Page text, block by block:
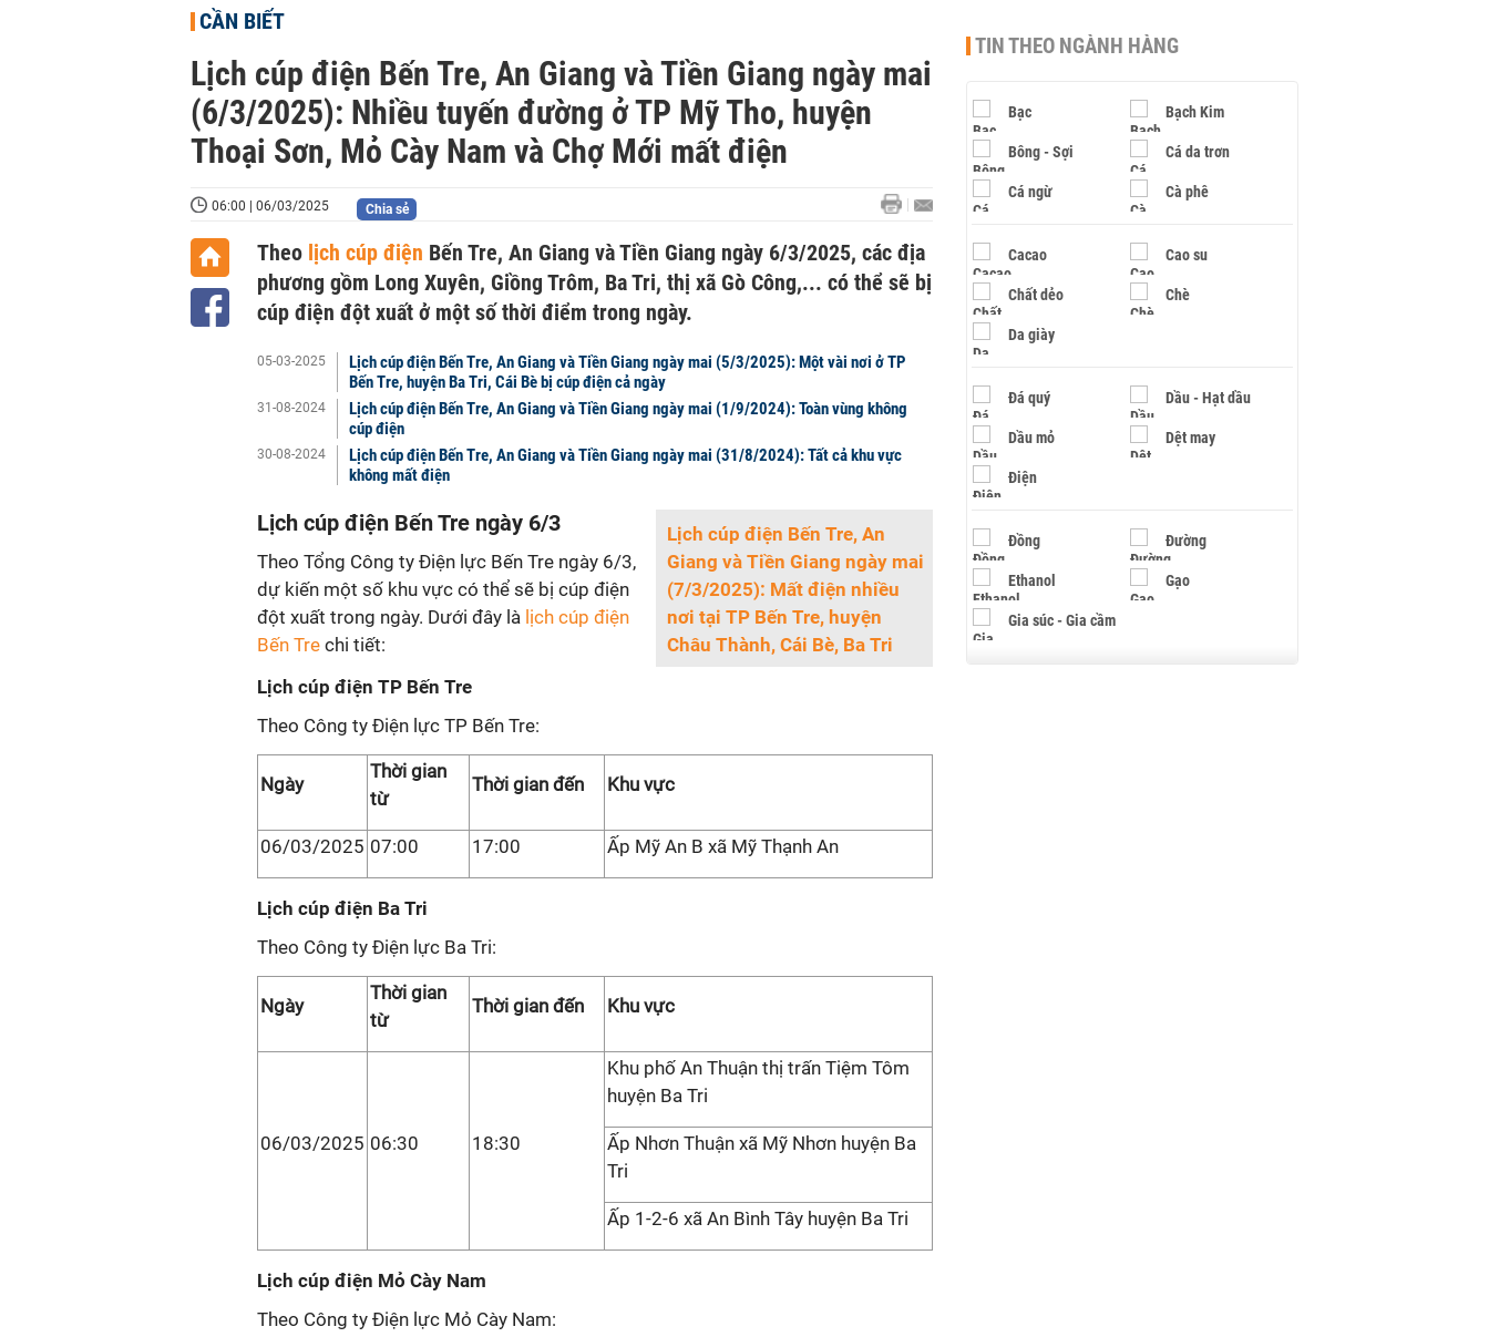
CẦN BIẾT
Lịch cúp điện Bến Tre, An Giang và Tiền Giang ngày mai
(6/3/2025): Nhiều tuyến đường ở TP Mỹ Tho, huyện
Thoại Sơn, Mỏ Cày Nam và Chợ Mới mất điện
06:00 | 06/03/2025 Chia sẻ
Theo lịch cúp điện Bến Tre, An Giang và Tiền Giang ngày 6/3/2025, các địa
phương gồm Long Xuyên, Giồng Trôm, Ba Tri, thị xã Gò Công,... có thể sẽ bị
cúp điện đột xuất ở một số thời điểm trong ngày.
05-03-2025
Lịch cúp điện Bến Tre, An Giang và Tiền Giang ngày mai (5/3/2025): Một vài nơi ở TP
Bến Tre, huyện Ba Tri, Cái Bè bị cúp điện cả ngày
31-08-2024
Lịch cúp điện Bến Tre, An Giang và Tiền Giang ngày mai (1/9/2024): Toàn vùng không
cúp điện
30-08-2024
Lịch cúp điện Bến Tre, An Giang và Tiền Giang ngày mai (31/8/2024): Tất cả khu vực
không mất điện
Lịch cúp điện Bến Tre, An
Giang và Tiền Giang ngày mai
(7/3/2025): Mất điện nhiều
nơi tại TP Bến Tre, huyện
Châu Thành, Cái Bè, Ba Tri
Lịch cúp điện Bến Tre ngày 6/3
Theo Tổng Công ty Điện lực Bến Tre ngày 6/3,
dự kiến một số khu vực có thể sẽ bị cúp điện
đột xuất trong ngày. Dưới đây là lịch cúp điện
Bến Tre chi tiết:
Lịch cúp điện TP Bến Tre
Theo Công ty Điện lực TP Bến Tre:
Ngày
Thời gian
từ
Thời gian đến Khu vực
06/03/2025 07:00 17:00 Ấp Mỹ An B xã Mỹ Thạnh An
Lịch cúp điện Ba Tri
Theo Công ty Điện lực Ba Tri:
Ngày
Thời gian
từ
Thời gian đến Khu vực
06/03/2025 06:30 18:30
Khu phố An Thuận thị trấn Tiệm Tôm
huyện Ba Tri
Ấp Nhơn Thuận xã Mỹ Nhơn huyện Ba
Tri
Ấp 1-2-6 xã An Bình Tây huyện Ba Tri
Lịch cúp điện Mỏ Cày Nam
Theo Công ty Điện lực Mỏ Cày Nam:
TIN THEO NGÀNH HÀNG
Bạc Bạch Kim
Bông - Sợi Cá da trơn
Cá ngừ Cà phê
Cacao Cao su
Chất dẻo Chè
Da giày
Đá quý Dầu - Hạt dầu
Dầu mỏ Dệt may
Điện
Đồng Đường
Ethanol Gạo
Gia súc - Gia cầm